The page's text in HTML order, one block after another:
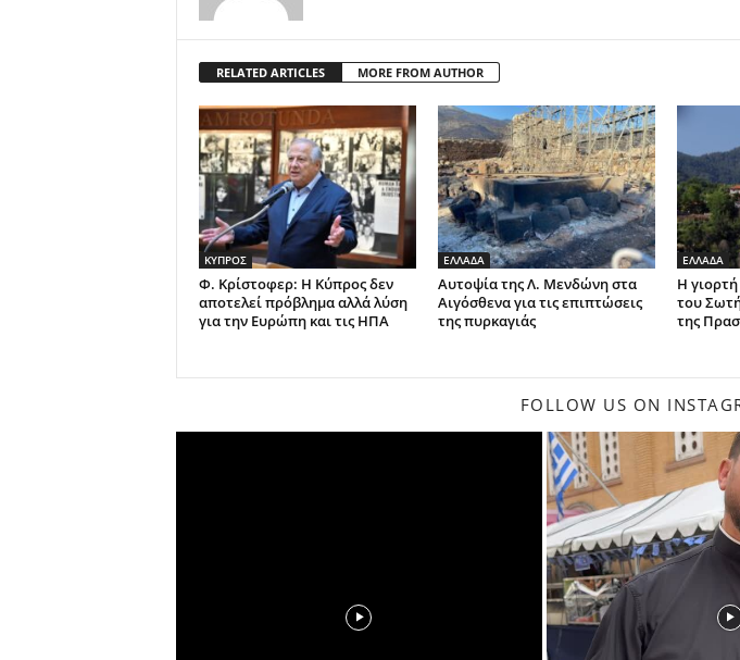
RELATED ARTICLES MORE FROM AUTHOR
ΚΥΠΡΟΣ
Φ. Κρίστοφερ: Η Κύπρος δεν
αποτελεί πρόβλημα αλλά λύση
για την Ευρώπη και τις ΗΠΑ
ΕΛΛΑΔΑ
Αυτοψία της Λ. Μενδώνη στα
Αιγόσθενα για τις επιπτώσεις
της πυρκαγιάς
ΕΛΛΑΔΑ
Η
του
της
FOLLOW US ON